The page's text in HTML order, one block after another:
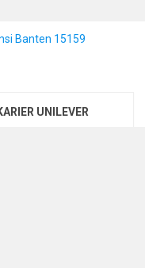
Banten 15159
UNILEVER